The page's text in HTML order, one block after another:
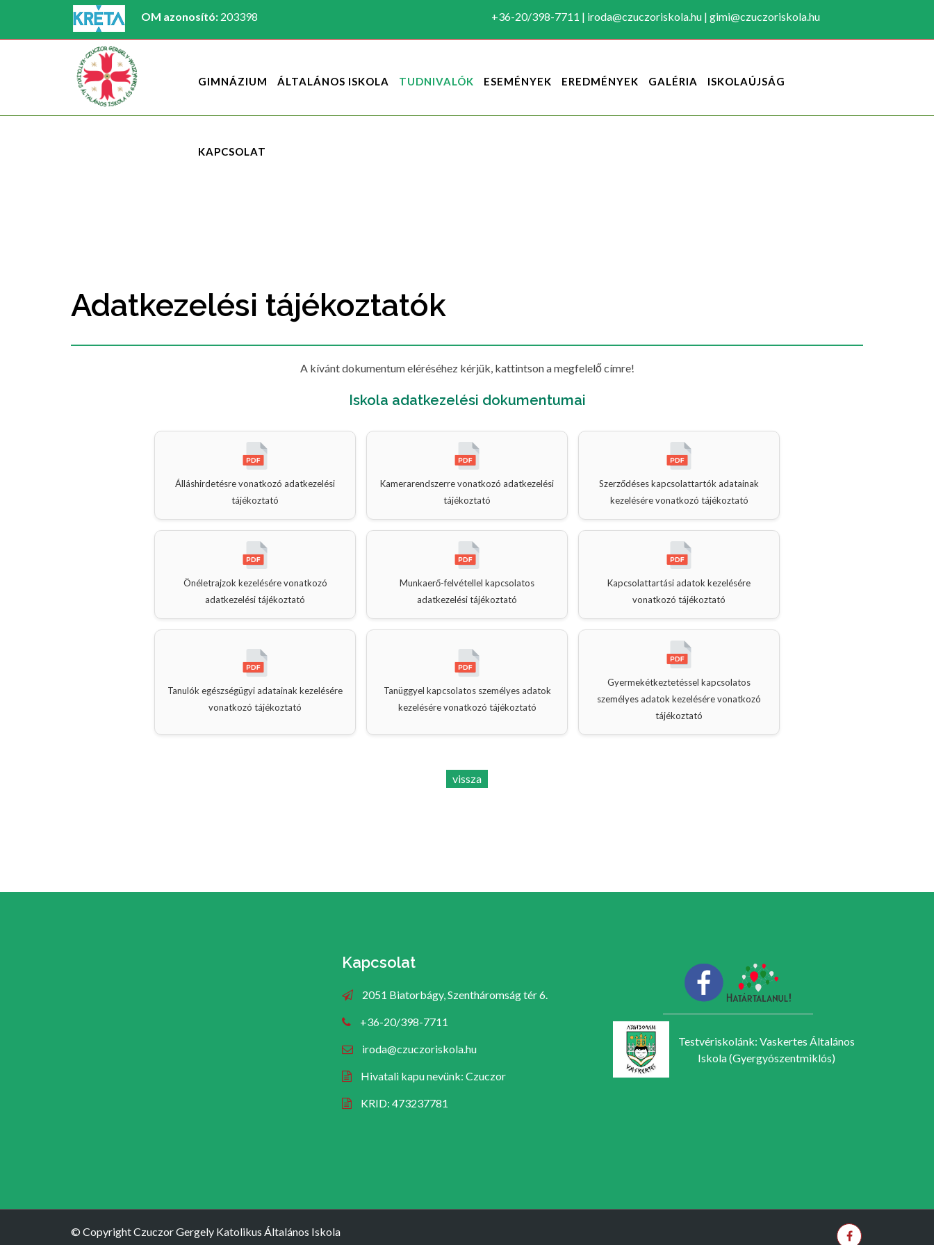
OM azonosító: 203398 +36-20/398-7711 | iroda@czuczoriskola.hu | gimi@czuczoriskola.hu
GIMNÁZIUM ÁLTALÁNOS ISKOLA TUDNIVALÓK ESEMÉNYEK EREDMÉNYEK GALÉRIA ISKOLAÚJSÁG
KAPCSOLAT
Adatkezelési tájékoztatók
A kívánt dokumentum eléréséhez kérjük, kattintson a megfelelő címre!
Iskola adatkezelési dokumentumai
Álláshirdetésre vonatkozó adatkezelési
tájékoztató
Kamerarendszerre vonatkozó adatkezelési
tájékoztató
Szerződéses kapcsolattartók adatainak
kezelésére vonatkozó tájékoztató
Önéletrajzok kezelésére vonatkozó
adatkezelési tájékoztató
Munkaerő-felvétellel kapcsolatos
adatkezelési tájékoztató
Kapcsolattartási adatok kezelésére
vonatkozó tájékoztató
Tanulók egészségügyi adatainak kezelésére
vonatkozó tájékoztató
Tanüggyel kapcsolatos személyes adatok
kezelésére vonatkozó tájékoztató
Gyermekétkeztetéssel kapcsolatos
személyes adatok kezelésére vonatkozó
tájékoztató
Kapcsolat
2051 Biatorbágy, Szentháromság tér 6.
+36-20/398-7711
iroda@czuczoriskola.hu
Hivatali kapu nevünk: Czuczor
KRID: 473237781
Testvériskolánk: Vaskertes Általános
Iskola (Gyergyószentmiklós)
© Copyright Czuczor Gergely Katolikus Általános Iskola